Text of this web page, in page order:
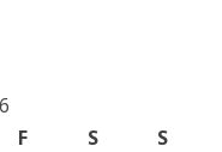
F S
S